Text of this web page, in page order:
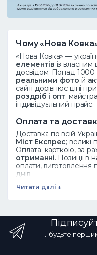
Чому «Нова
«Нова Ковка» —
елементів із власним
досвідом. Понад 1000
реальними фото й
сайті дорівнює ціні
роздріб і опт:
індивідуальний прайс.
Оплата та
Доставка по всій
Міст Експрес; великі
Оплата: карткою, за
отриманні. Позиції в
оплати, виготовлення
днів.
Дивіться також
Часті запитання
Як замовити?
зателефонуйте ☎
Читати далі ↓
...і будьте